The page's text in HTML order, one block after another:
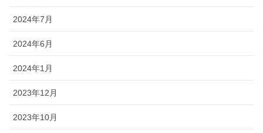
2024年7月
2024年6月
2024年1月
2023年12月
2023年10月